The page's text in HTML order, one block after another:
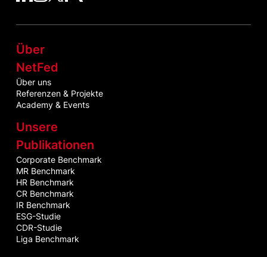
Über
NetFed
Über uns
Referenzen & Projekte
Academy & Events
Unsere
Publikationen
Corporate Benchmark
MR Benchmark
HR Benchmark
CR Benchmark
IR Benchmark
ESG-Studie
CDR-Studie
Liga Benchmark